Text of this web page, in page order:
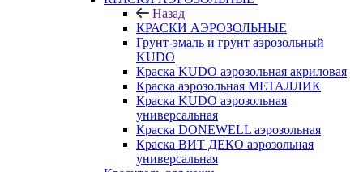
Назад
КРАСКИ АЭРОЗОЛЬНЫЕ
Грунт-эмаль и грунт аэрозольный
KUDO
Краска KUDO аэрозольная акриловая
Краска аэрозольная МЕТАЛЛИК
Краска KUDO аэрозольная
универсальная
Краска DONEWELL аэрозольная
Краска ВИТ ДЕКО аэрозольная
универсальная